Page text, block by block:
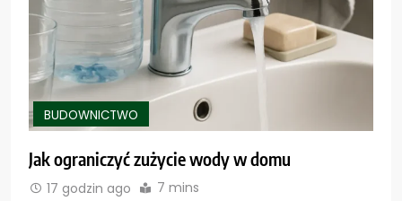
BUDOWNICTWO
Jak ograniczyć zużycie wody w domu
17 godzin ago 7 mins